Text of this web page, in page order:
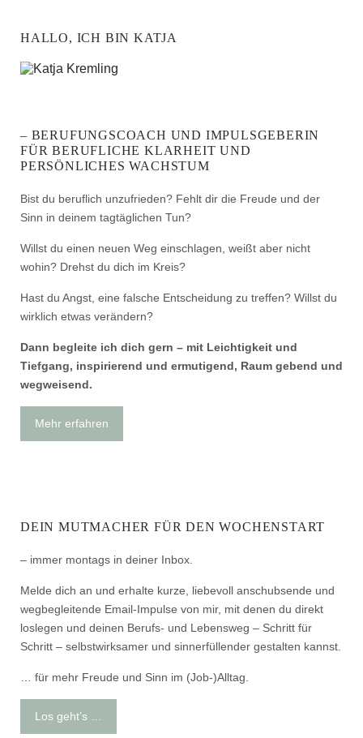
HALLO, ICH BIN KATJA
– BERUFUNGSCOACH UND IMPULSGEBERIN
FÜR BERUFLICHE KLARHEIT UND
PERSÖNLICHES WACHSTUM
Bist du beruflich unzufrieden? Fehlt dir die Freude und der
Sinn in deinem tagtäglichen Tun?
Willst du einen neuen Weg einschlagen, weißt aber nicht
wohin? Drehst du dich im Kreis?
Hast du Angst, eine falsche Entscheidung zu treffen? Willst du
wirklich etwas verändern?
Dann begleite ich dich gern – mit Leichtigkeit und
Tiefgang, inspirierend und ermutigend, Raum gebend und
wegweisend.
Mehr erfahren
DEIN MUTMACHER FÜR DEN WOCHENSTART
– immer montags in deiner Inbox.
Melde dich an und erhalte kurze, liebevoll anschubsende und
wegbegleitende Email-Impulse von mir, mit denen du direkt
loslegen und deinen Berufs- und Lebensweg – Schritt für
Schritt – selbstwirksamer und sinnerfüllender gestalten kannst.
… für mehr Freude und Sinn im (Job-)Alltag.
Los geht’s …